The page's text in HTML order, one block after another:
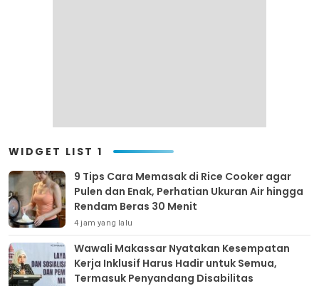
WIDGET LIST 1
9 Tips Cara Memasak di Rice Cooker agar
Pulen dan Enak, Perhatian Ukuran Air hingga
Rendam Beras 30 Menit
4 jam yang lalu
Wawali Makassar Nyatakan Kesempatan
Kerja Inklusif Harus Hadir untuk Semua,
Termasuk Penyandang Disabilitas